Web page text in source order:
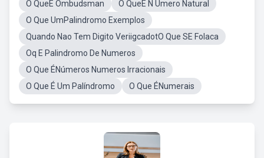
O QueE Ombudsman
O QueE N Umero Natural
O Que UmPalindromo Exemplos
Quando Nao Tem Digito VeriigcadotO Que SE Folaca
Oq E Palindromo De Numeros
O Que ÉNúmeros Numeros Irracionais
O Que É Um Palíndromo
O Que ÉNumerais